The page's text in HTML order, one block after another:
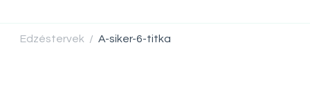
Edzéstervek / A-siker-6-titka